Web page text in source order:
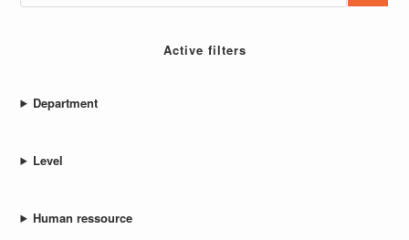
Active filters
Department
Level
Human ressource